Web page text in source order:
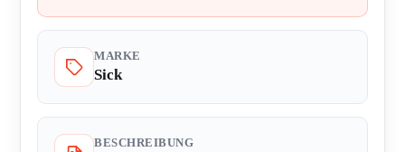
MARKE
Sick
BESCHREIBUNG